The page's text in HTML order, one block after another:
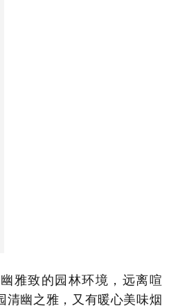
致的园林环境，远离喧
清幽之雅，又有暖心美味烟